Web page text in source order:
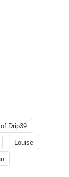
Drip39
Louise